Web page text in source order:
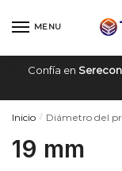
MENU
Confía en Serecon
Inicio / Diámetro del
19 mm